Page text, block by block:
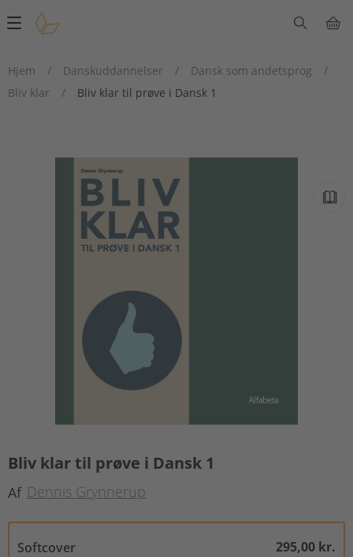
Main
Hjem
/ Danskuddannelser / Dansk som andetsprog
/
Bliv klar
/ Bliv klar til prøve i Dansk 1
Bliv klar til prøve i Dansk 1
Af Dennis Grynnerup
Softcover 295,00 kr.